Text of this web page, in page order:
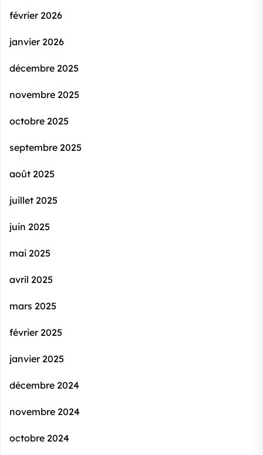
février 2026
janvier 2026
décembre 2025
novembre 2025
octobre 2025
septembre 2025
août 2025
juillet 2025
juin 2025
mai 2025
avril 2025
mars 2025
février 2025
janvier 2025
décembre 2024
novembre 2024
octobre 2024